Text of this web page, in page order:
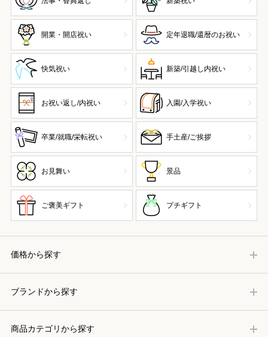
開業・開店祝い 定年退職/還暦のお祝い
快気祝い 新築/引越し内祝い
お祝い返し/内祝い 入園/入学祝い
卒業/就職/栄転祝い 手土産/ご挨拶
お見舞い 景品
ご褒美ギフト プチギフト
価格から探す
ブランドから探す
商品カテゴリから探す